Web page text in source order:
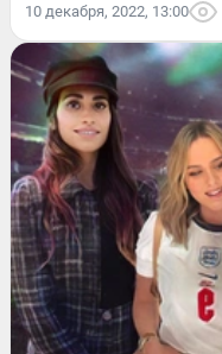
10 декабря, 2022, 13:00